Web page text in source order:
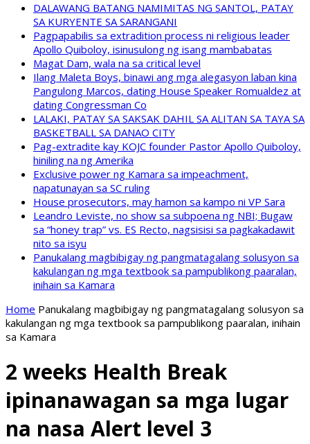
DALAWANG BATANG NAMIMITAS NG SANTOL, PATAY
SA KURYENTE SA SARANGANI
Pagpapabilis sa extradition process ni religious leader
Apollo Quiboloy, isinusulong ng isang mambabatas
Magat Dam, wala na sa critical level
Ilang Maleta Boys, binawi ang mga alegasyon laban kina
Pangulong Marcos, dating House Speaker Romualdez at
dating Congressman Co
LALAKI, PATAY SA SAKSAK DAHIL SA ALITAN SA TAYA SA
BASKETBALL SA DANAO CITY
Pag-extradite kay KOJC founder Pastor Apollo Quiboloy,
hiniling na ng Amerika
Exclusive power ng Kamara sa impeachment,
napatunayan sa SC ruling
House prosecutors, may hamon sa kampo ni VP Sara
Leandro Leviste, no show sa subpoena ng NBI; Bugaw
sa “honey trap” vs. ES Recto, nagsisisi sa pagkakadawit
nito sa isyu
Panukalang magbibigay ng pangmatagalang solusyon sa
kakulangan ng mga textbook sa pampublikong paaralan,
inihain sa Kamara
Home Panukalang magbibigay ng pangmatagalang solusyon sa
kakulangan ng mga textbook sa pampublikong paaralan, inihain
sa Kamara
2 weeks Health Break
ipinanawagan sa mga lugar
na nasa Alert level 3